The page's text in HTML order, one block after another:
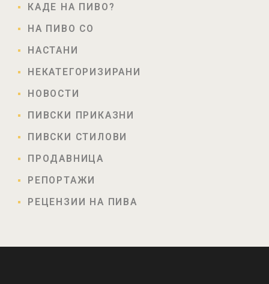
КАДЕ НА ПИВО?
НА ПИВО СО
НАСТАНИ
НЕКАТЕГОРИЗИРАНИ
НОВОСТИ
ПИВСКИ ПРИКАЗНИ
ПИВСКИ СТИЛОВИ
ПРОДАВНИЦА
РЕПОРТАЖИ
РЕЦЕНЗИИ НА ПИВА